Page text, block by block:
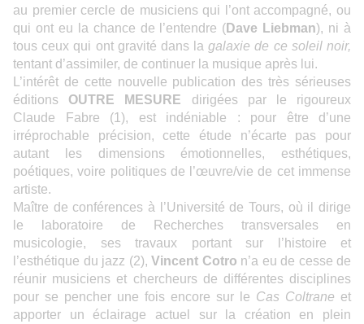
au premier cercle de musiciens qui l’ont accompagné, ou
qui ont eu la chance de l’entendre (Dave Liebman), ni à
tous ceux qui ont gravité dans lagalaxie de ce soleil noir,
tentant d’assimiler, de continuer la musique après lui.
L’intérêt de cette nouvelle publication des très sérieuses
éditions OUTRE MESURE
dirigées par le rigoureux
Claude Fabre (1), est indéniable : pour être d’une
irréprochable précision, cette étude n’écarte pas pour
autant les dimensions émotionnelles, esthétiques,
poétiques, voire politiques de l’œuvre/vie de cet immense
artiste.
Maître de conférences à l’Université de Tours, où il dirige
le laboratoire de Recherches transversales en
musicologie, ses travaux portant sur l’histoire et
l’esthétique du jazz (2), Vincent Cotro n’a eu de cesse de
réunir musiciens et chercheurs de différentes disciplines
pour se pencher une fois encore sur le Cas Coltrane et
apporter un éclairage actuel sur la création en plein